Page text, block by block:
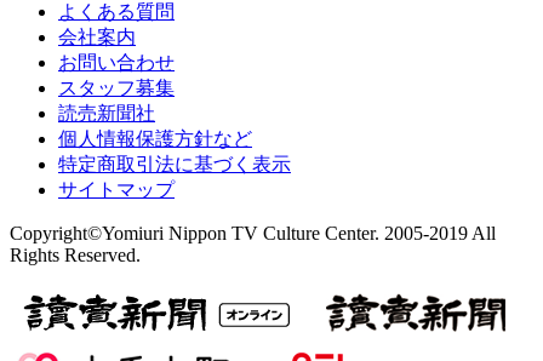
よくある質問
会社案内
お問い合わせ
スタッフ募集
読売新聞社
個人情報保護方針など
特定商取引法に基づく表示
サイトマップ
Copyright©Yomiuri Nippon TV Culture Center. 2005-2019 All
Rights Reserved.